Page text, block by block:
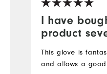
I have
product
This glove is
and allows a